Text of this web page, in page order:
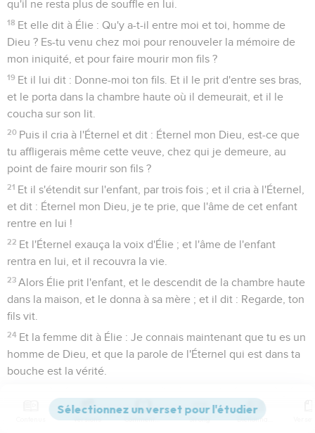
qu'il ne resta plus de souffle en lui.
18 Et elle dit à Élie : Qu'y a-t-il entre moi et toi, homme de
Dieu ? Es-tu venu chez moi pour renouveler la mémoire de
mon iniquité, et pour faire mourir mon fils ?
19 Et il lui dit : Donne-moi ton fils. Et il le prit d'entre ses bras,
et le porta dans la chambre haute où il demeurait, et il le
coucha sur son lit.
20 Puis il cria à l'Éternel et dit : Éternel mon Dieu, est-ce que
tu affligerais même cette veuve, chez qui je demeure, au
point de faire mourir son fils ?
21 Et il s'étendit sur l'enfant, par trois fois ; et il cria à l'Éternel,
et dit : Éternel mon Dieu, je te prie, que l'âme de cet enfant
rentre en lui !
22 Et l'Éternel exauça la voix d'Élie ; et l'âme de l'enfant
rentra en lui, et il recouvra la vie.
23 Alors Élie prit l'enfant, et le descendit de la chambre haute
dans la maison, et le donna à sa mère ; et il dit : Regarde, ton
fils vit.
24 Et la femme dit à Élie : Je connais maintenant que tu es un
homme de Dieu, et que la parole de l'Éternel qui est dans ta
bouche est la vérité.
18
Versions Commentaires Strong